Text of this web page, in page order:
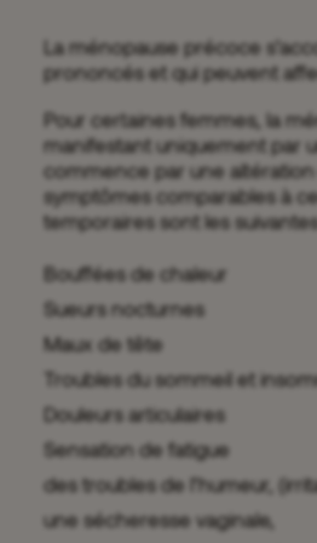
La ménopause précoce
prononcés et qui peuvent
Pour certaines femmes, la
manifestant uniquement par
commence par une altération
symptômes comparables à
temporaires sont les suivantes
Bouffées de chaleur
Sueurs nocturnes
Maux de tête
Troubles du sommeil et
Douleurs articulaires
Sensation de fatigue
des troubles de l’humeur,
une sécheresse vaginale,